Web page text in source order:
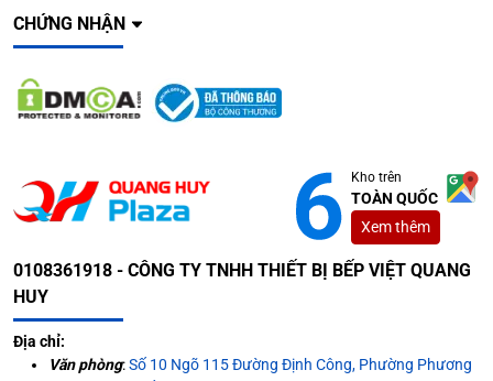
CHỨNG NHẬN
Kho trên
TOÀN QUỐC
Xem thêm
0108361918 - CÔNG TY TNHH THIẾT BỊ BẾP VIỆT QUANG
HUY
Địa chỉ:
Văn phòng:Số 10 Ngõ 115 Đường Định Công, Phường Phương